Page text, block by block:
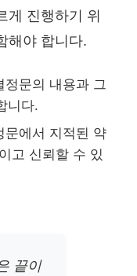
게 진행하기 위
해야 합니다.
정문의 내용과 그
니다.
문에서 지적된 약
고 신뢰할 수 있
끝이